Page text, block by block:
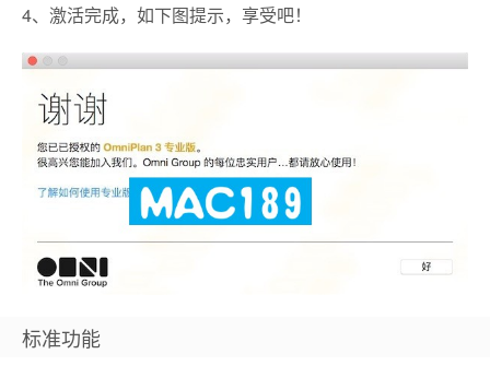
4、激活完成，如下图提示，享受吧！
标准功能